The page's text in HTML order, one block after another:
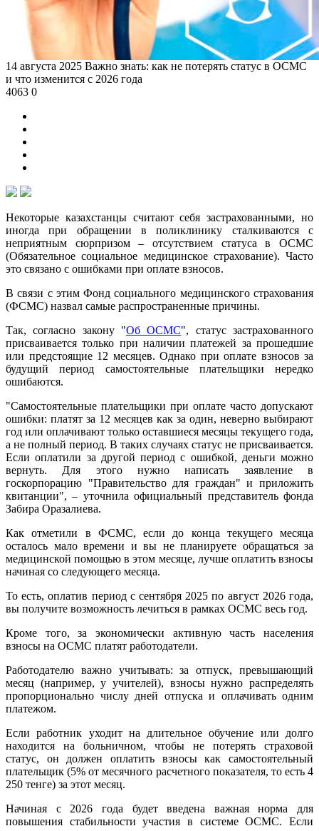
14 августа 2025 Важно знать: как не потерять статус в ОСМС
и что изменится с 2026 года
4063 0
Некоторые казахстанцы считают себя застрахованными, но
иногда при обращении в поликлинику сталкиваются с
неприятным сюрпризом – отсутствием статуса в ОСМС
(Обязательное социальное медицинское страхование). Часто
это связано с ошибками при оплате взносов.
В связи с этим Фонд социального медицинского страхования
(ФСМС) назвал самые распространенные причины.
Так, согласно закону "Об ОСМС", статус застрахованного
присваивается только при наличии платежей за прошедшие
или предстоящие 12 месяцев. Однако при оплате взносов за
будущий период самостоятельные плательщики нередко
ошибаются.
"Самостоятельные плательщики при оплате часто допускают
ошибки: платят за 12 месяцев как за один, неверно выбирают
год или оплачивают только оставшиеся месяцы текущего года,
а не полный период. В таких случаях статус не присваивается.
Если оплатили за другой период с ошибкой, деньги можно
вернуть. Для этого нужно написать заявление в
госкорпорацию "Правительство для граждан" и приложить
квитанции", – уточнила официальный представитель фонда
Забира Оразалиева.
Как отметили в ФСМС, если до конца текущего месяца
осталось мало времени и вы не планируете обращаться за
медицинской помощью в этом месяце, лучше оплатить взносы
начиная со следующего месяца.
То есть, оплатив период с сентября 2025 по август 2026 года,
вы получите возможность лечиться в рамках ОСМС весь год.
Кроме того, за экономически активную часть населения
взносы на ОСМС платят работодатели.
Работодателю важно учитывать: за отпуск, превышающий
месяц (например, у учителей), взносы нужно распределять
пропорционально числу дней отпуска и оплачивать одним
платежом.
Если работник уходит на длительное обучение или долго
находится на больничном, чтобы не потерять страховой
статус, он должен оплатить взносы как самостоятельный
плательщик (5% от месячного расчетного показателя, то есть 4
250 тенге) за этот месяц.
Начиная с 2026 года будет введена важная норма для
повышения стабильности участия в системе ОСМС. Если